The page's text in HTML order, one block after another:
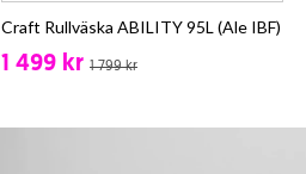
Craft Rullväska ABILITY 95L (Ale IBF)
1 499 kr 1 799 kr